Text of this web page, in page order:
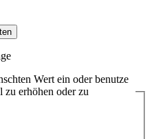
Wert ein oder benutze
erhöhen oder zu